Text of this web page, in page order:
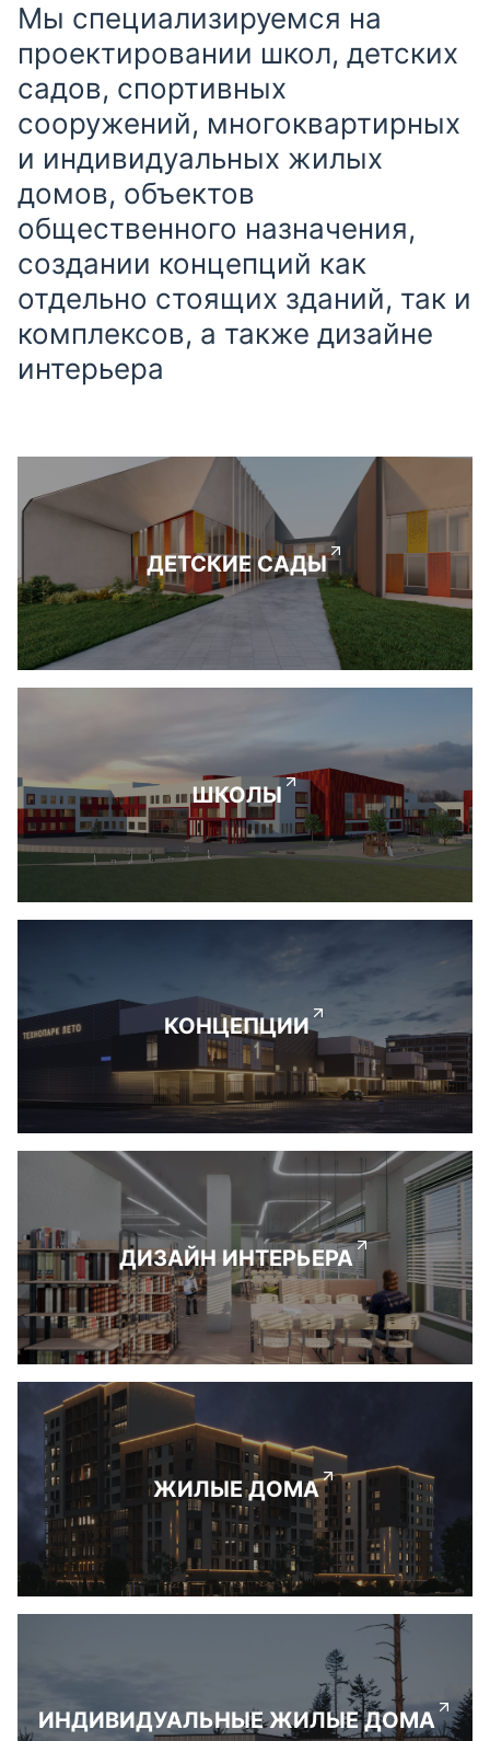
Мы специализируемся на
проектировании школ, детских
садов, спортивных
сооружений, многоквартирных
и индивидуальных жилых
домов, объектов
общественного назначения,
создании концепций как
отдельно стоящих зданий, так и
комплексов, а также дизайне
интерьера
ДЕТСКИЕ САДЫ
ШКОЛЫ
КОНЦЕПЦИИ
ДИЗАЙН ИНТЕРЬЕРА
ЖИЛЫЕ ДОМА
ИНДИВИДУАЛЬНЫЕ ЖИЛЫЕ ДОМА